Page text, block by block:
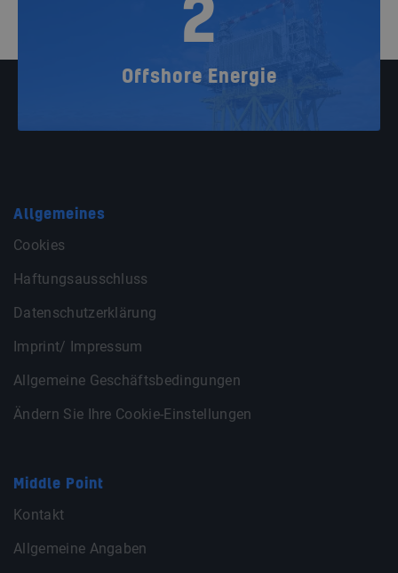
2
Offshore Energie
Allgemeines
Cookies
Haftungsausschluss
Datenschutzerklärung
Imprint/ Impressum
Allgemeine Geschäftsbedingungen
Ändern Sie Ihre Cookie-Einstellungen
Middle Point
Kontakt
Allgemeine Angaben